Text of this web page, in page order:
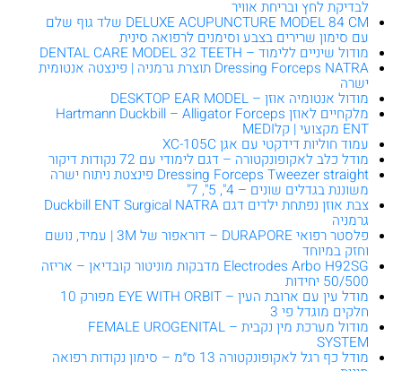
לבדיקת לחץ ובריחת אוויר
DELUXE ACUPUNCTURE MODEL 84 CM שלד גוף שלם
עם סימון שרירים בצבע וסימנים לרפואה סינית
מודול שיניים ללימוד – DENTAL CARE MODEL 32 TEETH
Dressing Forceps NATRA תוצרת גרמניה | פינצטה אנטומית
ישרה
מודול אנטומיה אוזן – DESKTOP EAR MODEL
מלקחיים לאוזן Hartmann Duckbill – Alligator Forceps
ENT מקצועי | קלMEDI
עמוד חוליות דידקטי עם אגן XC-105C
מודל כלב לאקופונקטורה – דגם לימודי עם 72 נקודות דיקור
Dressing Forceps Tweezer straight פינצטת ניתוח ישרה
משוננת בגדלים שונים – 4", 5", 7"
צבת אוזן נפתחת ילדים דגם Duckbill ENT Surgical NATRA
גרמניה
פלסטר רפואי DURAPORE – דוראפור של 3M | עמיד, נושם
וחזק במיוחד
Electrodes Arbo H92SG מדבקות מוניטור קובדיאן – אריזה
50/500 יחידות
מודל עין עם ארובת העין – EYE WITH ORBIT מפורק 10
חלקים מוגדל פי 3
מודול מערכת מין נקבית – FEMALE UROGENITAL
SYSTEM
מודל כף רגל לאקופונקטורה 13 ס״מ – סימון נקודות רפואה